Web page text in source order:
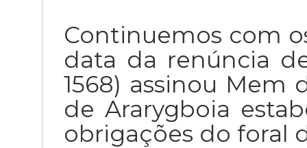
Continuemos com
data da renúncia
1568) assinou Mem
de Ararygboia
obrigações do foral